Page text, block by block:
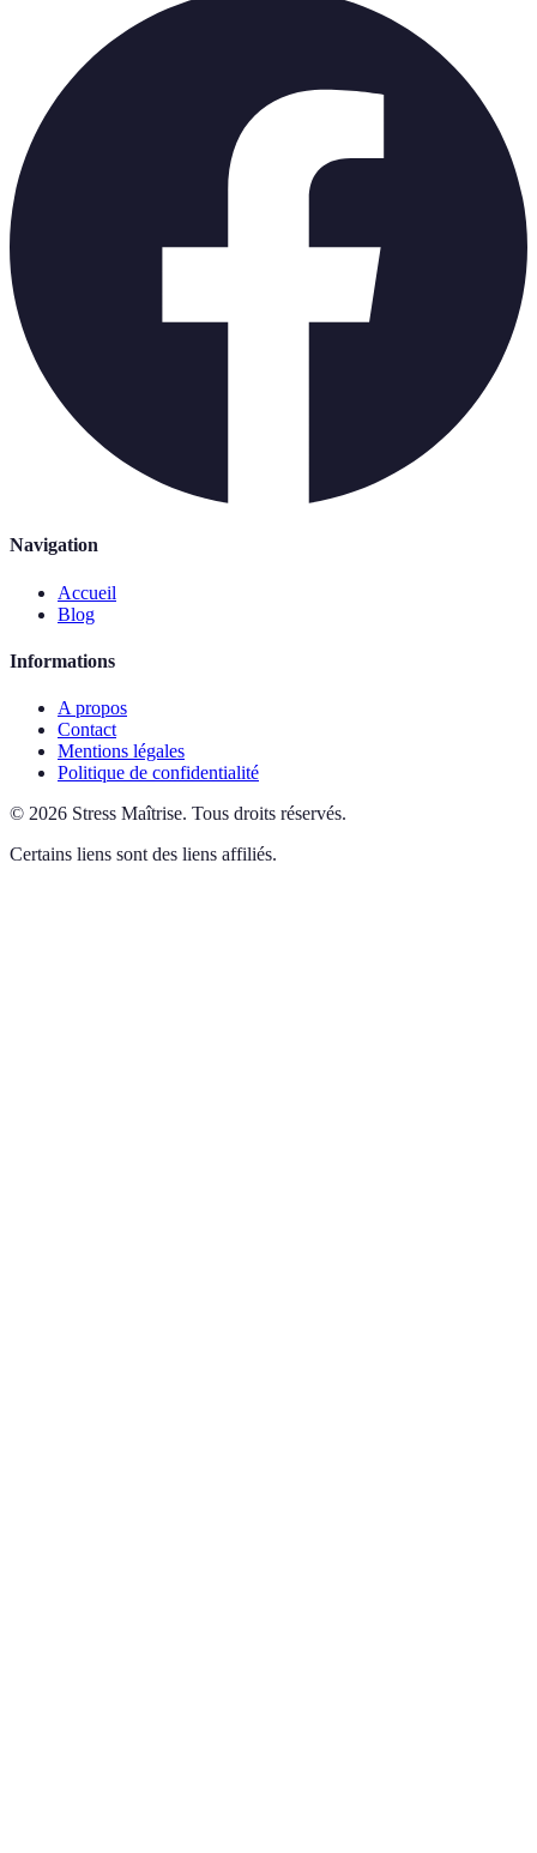
Navigation
Accueil
Blog
Informations
A propos
Contact
Mentions légales
Politique de confidentialité
© 2026 Stress Maîtrise. Tous droits réservés.
Certains liens sont des liens affiliés.